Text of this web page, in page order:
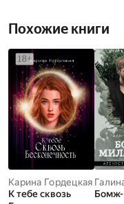
Похожие книги
Карина Гордецкая
К тебе сквозь
Бомж-